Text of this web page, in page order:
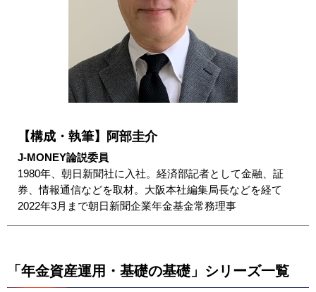
【構成・執筆】阿部圭介
J-MONEY論説委員
1980年、朝日新聞社に入社。経済部記者として金融、証
券、情報通信などを取材。大阪本社編集局長などを経て
2022年3月まで朝日新聞企業年金基金常務理事
「年金資産運用・基礎の基礎」シリーズ一覧